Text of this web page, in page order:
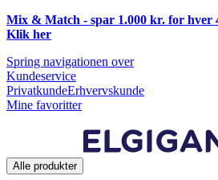
Mix & Match - spar 1.000 kr. for hver
Klik her
Spring navigationen over
Kundeservice
PrivatkundeErhvervskunde
Mine favoritter
Alle produkter